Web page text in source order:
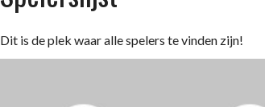
Dit is de plek waar alle spelers te vinden zijn!